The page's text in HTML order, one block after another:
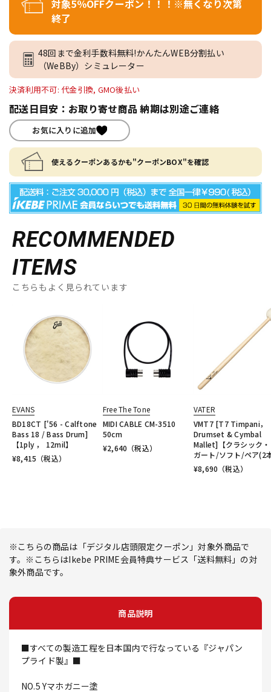
対象5％OFFクーポン！！！※無くなり次第
終了
48回まで金利手数料無料!かんたんWEB分割払い
（WeBBy）シミュレーター
決済利用不可: 代金引換, GMO後払い
配送日目安：お取り寄せ商品 納期は別途ご連絡
お気に入りに追加
使えるクーポンあるかも"クーポンBOX"を確認
RECOMMENDED
ITEMS
こちらもよく見られています
EVANS
BD18CT ['56 - Calftone
Bass 18 / Bass Drum]
【1ply ， 12mil】
¥8,415 （税込）
Free The Tone
MIDI CABLE CM-3510
50cm
¥2,640 （税込）
VATER
VMT7 [T7 Timpani，
Drumset & Cymbal
Mallet]【クラシック
ガート/ソフト/ペア(2
¥8,690 （税込）
※こちらの商品は「デジタル店頭限定クーポン」対象外商品で
す。※こちらはIkebe PRIME会員特典サービス「送料無料」の対
象外商品です。
商品説明
■すべての製造工程を日本国内で行なっている『ジャパン
プライド製』■
NO.5 Yマホガニー塗